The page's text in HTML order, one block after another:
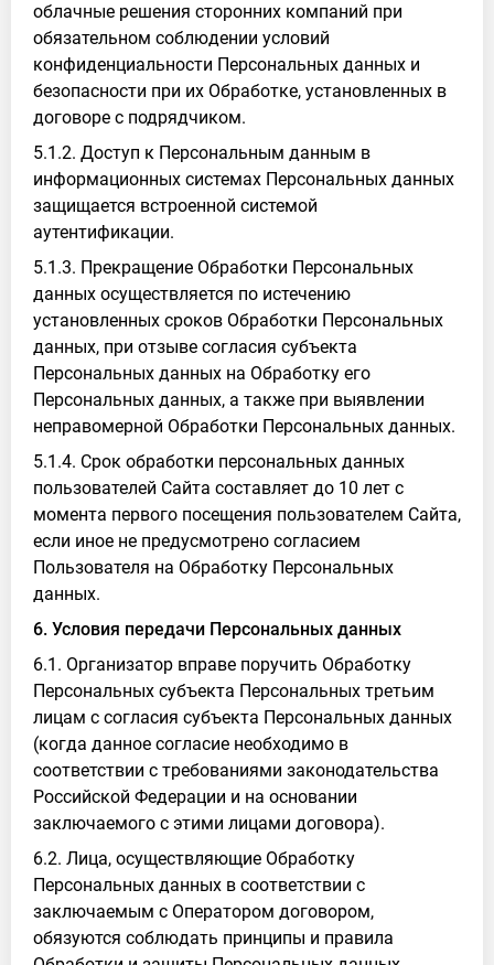
облачные решения сторонних компаний при
обязательном соблюдении условий
конфиденциальности Персональных данных и
безопасности при их Обработке, установленных в
договоре с подрядчиком.
5.1.2. Доступ к Персональным данным в
информационных системах Персональных данных
защищается встроенной системой
аутентификации.
5.1.3. Прекращение Обработки Персональных
данных осуществляется по истечению
установленных сроков Обработки Персональных
данных, при отзыве согласия субъекта
Персональных данных на Обработку его
Персональных данных, а также при выявлении
неправомерной Обработки Персональных данных.
5.1.4. Срок обработки персональных данных
пользователей Сайта составляет до 10 лет с
момента первого посещения пользователем Сайта,
если иное не предусмотрено согласием
Пользователя на Обработку Персональных
данных.
6. Условия передачи Персональных данных
6.1. Организатор вправе поручить Обработку
Персональных субъекта Персональных третьим
лицам с согласия субъекта Персональных данных
(когда данное согласие необходимо в
соответствии с требованиями законодательства
Российской Федерации и на основании
заключаемого с этими лицами договора).
6.2. Лица, осуществляющие Обработку
Персональных данных в соответствии с
заключаемым с Оператором договором,
обязуются соблюдать принципы и правила